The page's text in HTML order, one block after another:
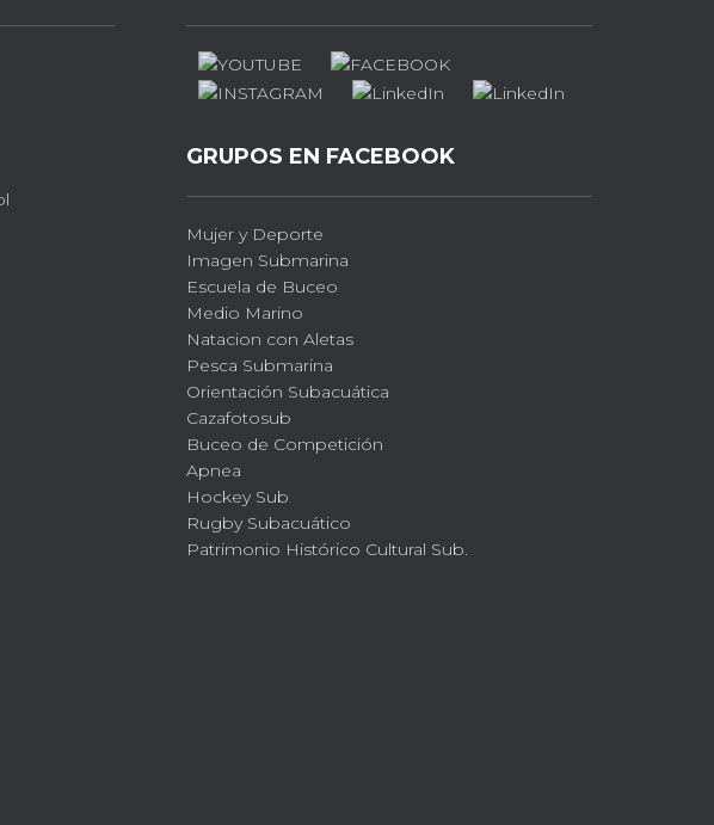
GRUPOS EN FACEBOOK
Mujer y Deporte
Imagen Submarina
Escuela de Buceo
Medio Marino
Natacion con Aletas
Pesca Submarina
Orientación Subacuática
Cazafotosub
Buceo de Competición
Apnea
Hockey Sub
Rugby Subacuático
Patrimonio Histórico Cultural Sub.